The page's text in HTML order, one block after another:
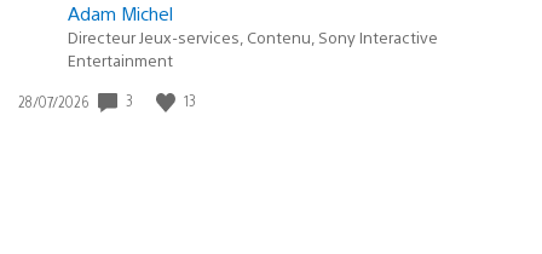
Adam Michel
Directeur Jeux-services, Contenu, Sony Interactive
Entertainment
Date
28/07/2026 3 13